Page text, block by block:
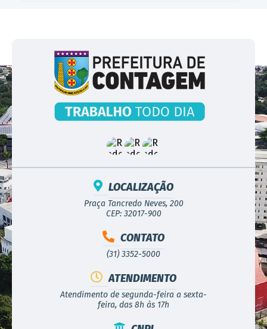
LOCALIZAÇÃO
Praça Tancredo Neves, 200
CEP: 32017-900
CONTATO
(31) 3352-5000
ATENDIMENTO
Atendimento de segunda-feira a sexta-
feira, das 8h às 17h